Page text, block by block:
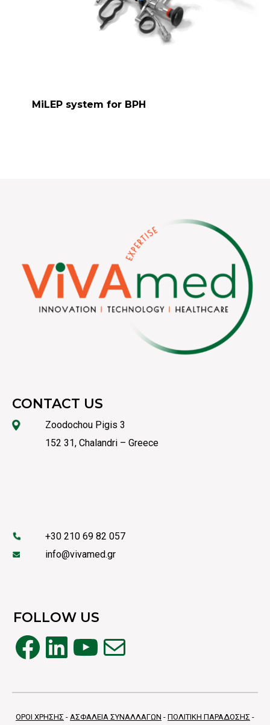
MiLEP system for BPH
CONTACT US
Zoodochou Pigis 3
152 31, Chalandri – Greece
+30 210 69 82 057
info@vivamed.gr
FOLLOW US
Facebook
Linkedin
YouTube
Mail
ΟΡΟΙ ΧΡΗΣΗΣ - ΑΣΦΑΛΕΙΑ ΣΥΝΑΛΛΑΓΩΝ - ΠΟΛΙΤΙΚΗ ΠΑΡΑΔΟΣΗΣ -